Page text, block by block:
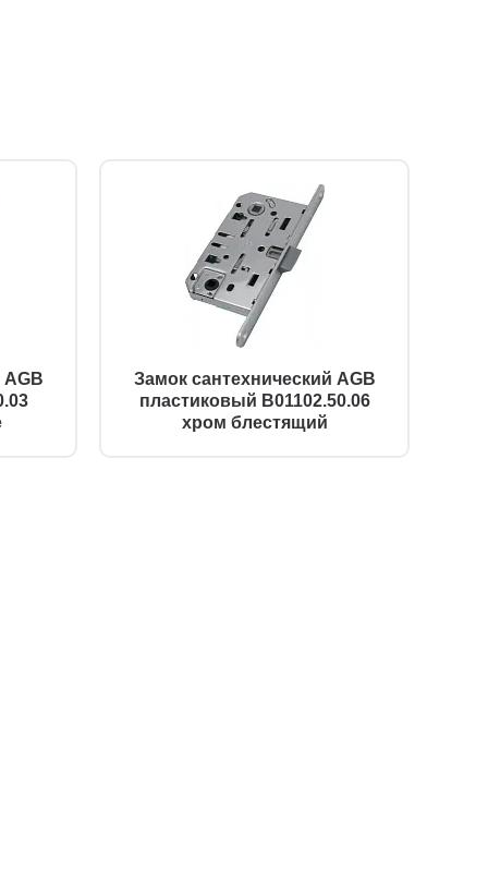
AGB
Замок сантехнический AGB
пластиковый B01102.50.06
хром блестящий